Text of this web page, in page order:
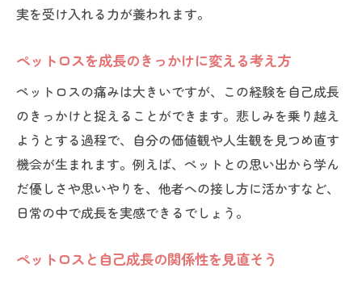
ペットロスの痛みを癒すセルフケア実践法
ペットロス対策と成長への第一歩を解説
ペットロスと向き合い新たな自分に気づく
瞬間
ペットロスの悲しみから未来へ進む心のケ
ア
自己成長を目指すペットロス克服のまとめ
実を受け入れる力が養われます。
ペットロスを成長のきっかけに変える考え方
ペットロスの痛みは大きいですが、この経験を自己成長
のきっかけと捉えることができます。悲しみを乗り越え
ようとする過程で、自分の価値観や人生観を見つめ直す
機会が生まれます。例えば、ペットとの思い出から学ん
だ優しさや思いやりを、他者への接し方に活かすなど、
日常の中で成長を実感できるでしょう。
ペットロスと自己成長の関係性を見直そう